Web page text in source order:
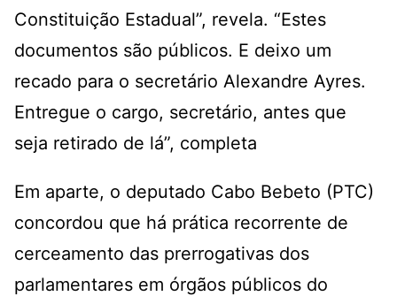
Constituição Estadual”, revela. “Estes
documentos são públicos. E deixo um
recado para o secretário Alexandre Ayres.
Entregue o cargo, secretário, antes que
seja retirado de lá”, completa
Em aparte, o deputado Cabo Bebeto (PTC)
concordou que há prática recorrente de
cerceamento das prerrogativas dos
parlamentares em órgãos públicos do